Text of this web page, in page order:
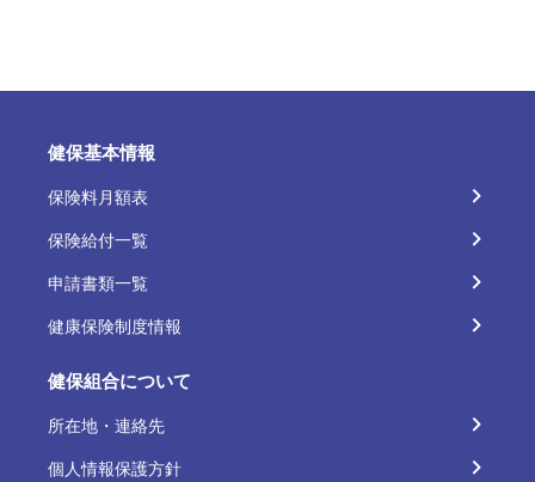
健保基本情報
保険料月額表
保険給付一覧
申請書類一覧
健康保険制度情報
健保組合について
所在地・連絡先
個人情報保護方針